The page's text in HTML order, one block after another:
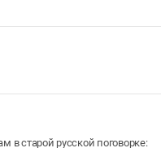
в старой русской поговорке: